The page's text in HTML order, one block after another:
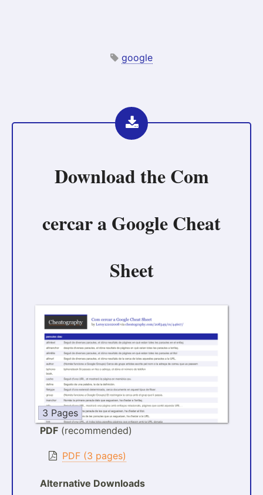
google
Download theCom
cercar a Google Cheat
Sheet
3 Pages
PDF (recommended)
PDF (3 pages)
Alternative Downloads